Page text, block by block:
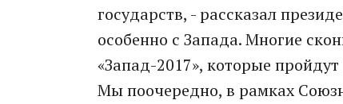
государств, - рассказал
особенно с Запада. Многие
«Запад-2017», которые
Мы поочередно, в рамках